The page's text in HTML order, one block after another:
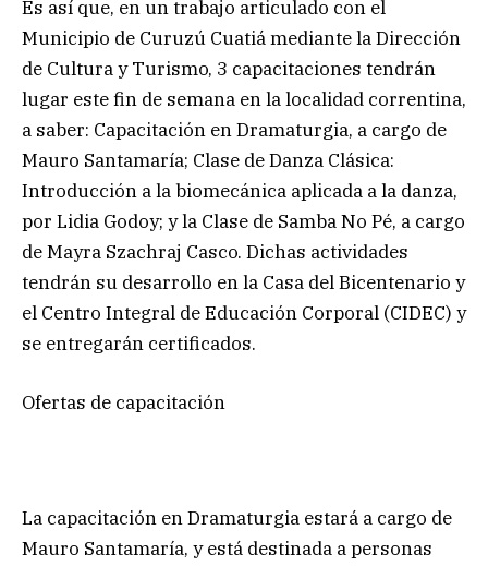
Es así que, en un trabajo articulado con el
Municipio de Curuzú Cuatiá mediante la Dirección
de Cultura y Turismo, 3 capacitaciones tendrán
lugar este fin de semana en la localidad correntina,
a saber: Capacitación en Dramaturgia, a cargo de
Mauro Santamaría; Clase de Danza Clásica:
Introducción a la biomecánica aplicada a la danza,
por Lidia Godoy; y la Clase de Samba No Pé, a cargo
de Mayra Szachraj Casco. Dichas actividades
tendrán su desarrollo en la Casa del Bicentenario y
el Centro Integral de Educación Corporal (CIDEC) y
se entregarán certificados.
Ofertas de capacitación
La capacitación en Dramaturgia estará a cargo de
Mauro Santamaría, y está destinada a personas